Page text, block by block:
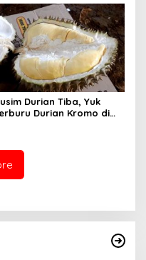
Durian Tiba, Yuk
Durian Kromo di